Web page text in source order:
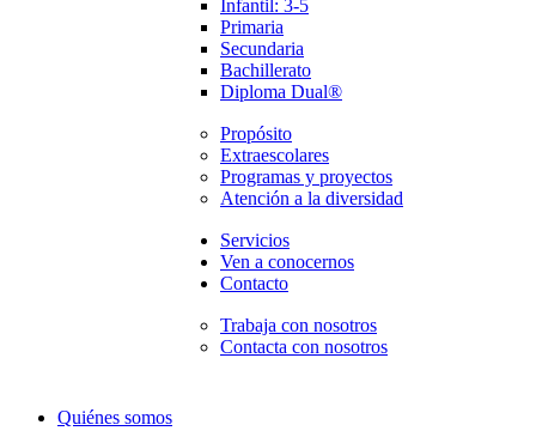
Infantil: 3-5
Primaria
Secundaria
Bachillerato
Diploma Dual®
Propósito
Extraescolares
Programas y proyectos
Atención a la diversidad
Servicios
Ven a conocernos
Contacto
Trabaja con nosotros
Contacta con nosotros
Quiénes somos